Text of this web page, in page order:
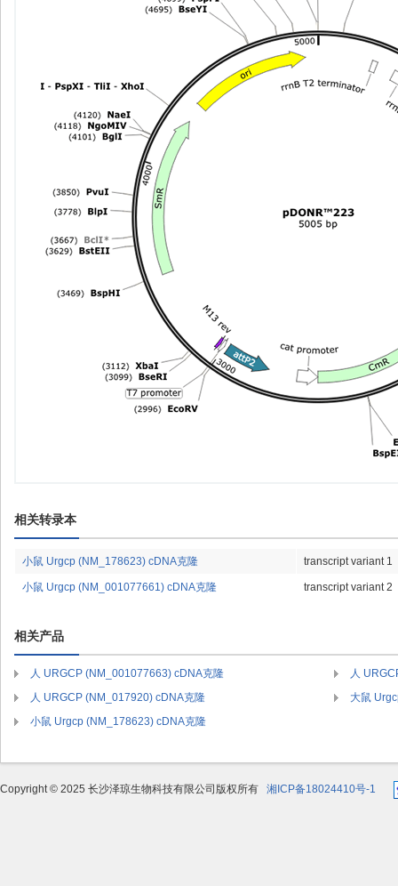
相关转录本
小鼠 Urgcp (NM_178623) cDNA克隆 transcript variant 1
小鼠 Urgcp (NM_001077661) cDNA克隆 transcript variant 2
相关产品
人 URGCP (NM_001077663) cDNA克隆
人
人 URGCP (NM_017920) cDNA克隆
大鼠
小鼠 Urgcp (NM_178623) cDNA克隆
Copyright © 2025 长沙泽琼生物科技有限公司版权所有 湘ICP备18024410号-1